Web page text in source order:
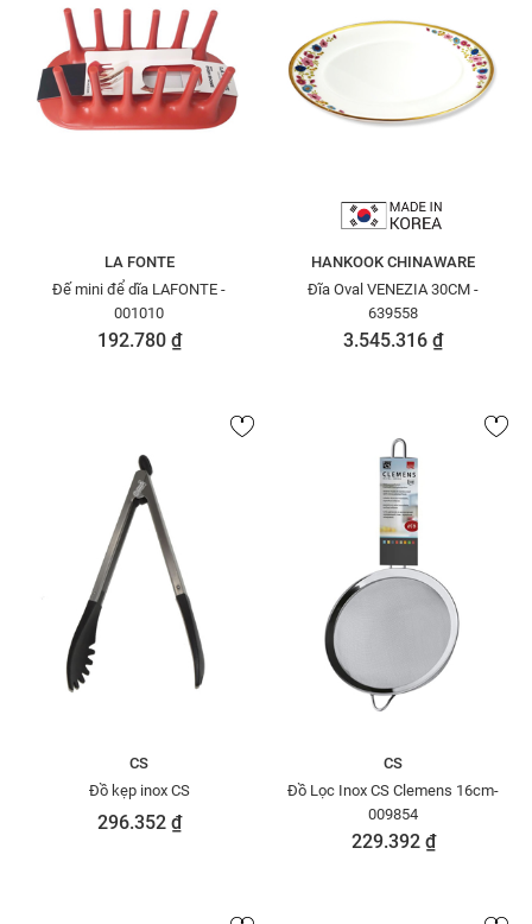
LA FONTE
Đế mini để dĩa LAFONTE -
001010
192.780 ₫
HANKOOK CHINAWARE
Đĩa Oval VENEZIA 30CM -
639558
3.545.316 ₫
CS
Đồ kẹp inox CS
296.352 ₫
CS
Đồ Lọc Inox CS Clemens 16cm-
009854
229.392 ₫